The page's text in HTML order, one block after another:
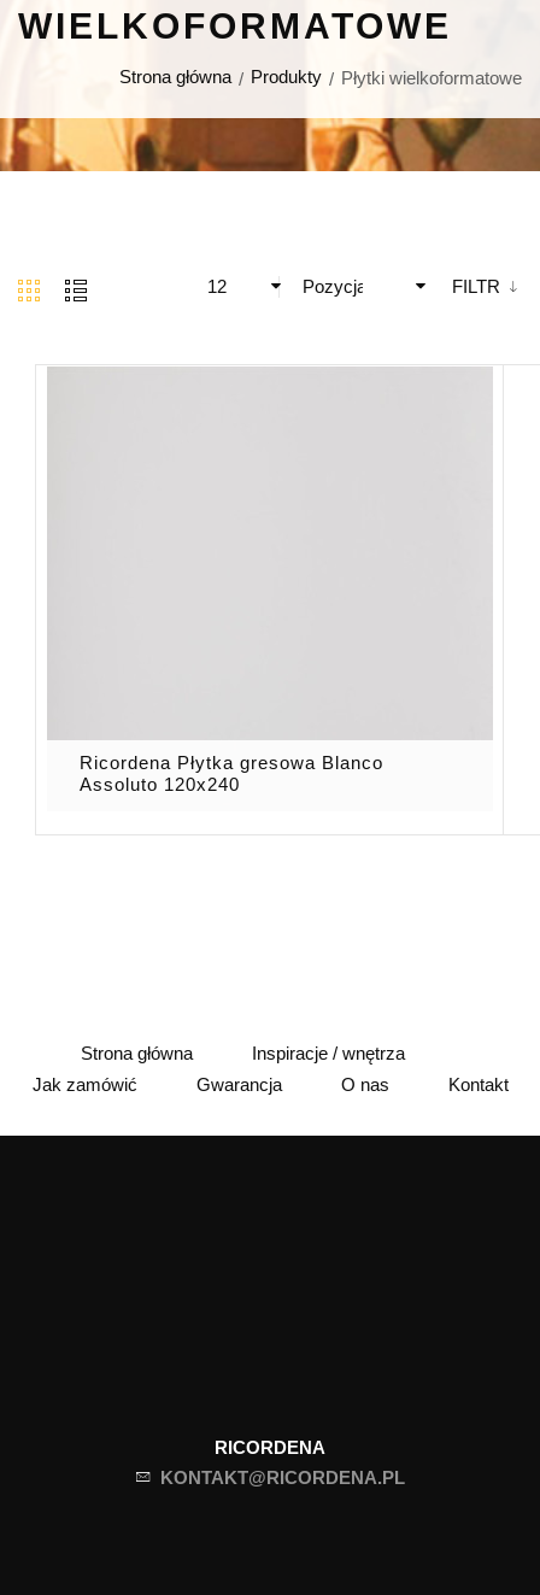
WIELKOFORMATOWE
Strona główna Produkty Płytki wielkoformatowe
Pozycja FILTR
12
Ricordena Płytka gresowa Blanco
Assoluto 120x240
Strona główna
Inspiracje / wnętrza
Jak zamówić
Gwarancja O nas Kontakt
RICORDENA
KONTAKT@RICORDENA.PL